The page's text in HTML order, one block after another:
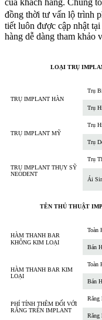
của khách hàng. Chúng
đồng thời tư vấn lộ trình
tiết luôn được cập nhật
hàng dễ dàng tham khảo
LOẠI TRỤ
TRỤ IMPLANT HÀN
Trụ
Trụ
TRỤ IMPLANT MỸ
Trụ
Trụ
TRỤ IMPLANT THỤY SỸ
NEODENT
Trụ
Ái
TÊN THỦ THUẬT
HÀM THANH BAR
KHÔNG KIM LOẠI
Toàn
Bán
HÀM THANH BAR KIM
LOẠI
Toàn
Bán
PHÍ TÍNH THÊM ĐỐI VỚI
RĂNG TRÊN IMPLANT
Răng
Răng